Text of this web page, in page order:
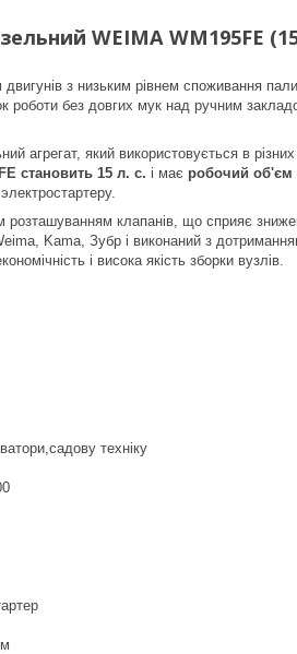
WEIMA WM195FE
двигунів з низьким рівнем споживання
роботи без довгих мук над ручним
агрегат, який використовується в
становить 15 л. с. і має робочий об'єм
розташуванням клапанів, що сприяє
Kama, Зубр і виконаний з
і висока якість зборки вузлів.
техніку